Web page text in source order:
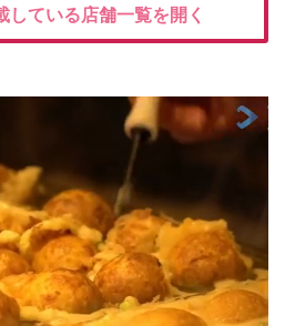
している店舗一覧を開く